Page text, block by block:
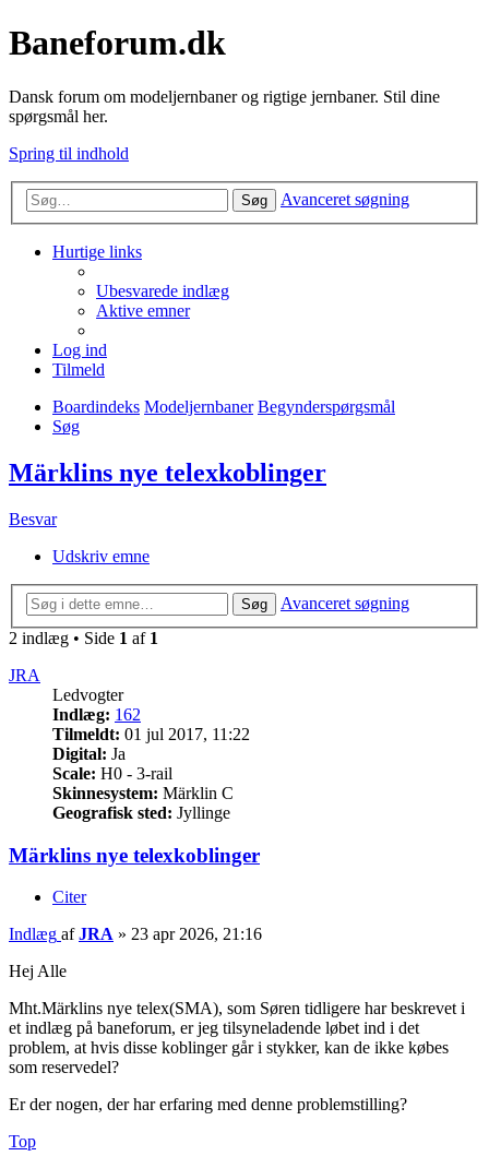
Baneforum.dk
Dansk forum om modeljernbaner og rigtige jernbaner. Stil dine
spørgsmål her.
Spring til indhold
Søg Avanceret søgning
Hurtige links
Ubesvarede indlæg
Aktive emner
Log ind
Tilmeld
Boardindeks Modeljernbaner Begynderspørgsmål
Søg
Märklins nye telexkoblinger
Besvar
Udskriv emne
Søg
Avanceret søgning
2 indlæg • Side 1 af 1
JRA
Ledvogter
Indlæg: 162
Tilmeldt: 01 jul 2017, 11:22
Digital: Ja
Scale: H0 - 3-rail
Skinnesystem: Märklin C
Geografisk sted: Jyllinge
Märklins nye telexkoblinger
Citer
Indlæg afJRA » 23 apr 2026, 21:16
Hej Alle
Mht.Märklins nye telex(SMA), som Søren tidligere har beskrevet i
et indlæg på baneforum, er jeg tilsyneladende løbet ind i det
problem, at hvis disse koblinger går i stykker, kan de ikke købes
som reservedel?
Er der nogen, der har erfaring med denne problemstilling?
Top